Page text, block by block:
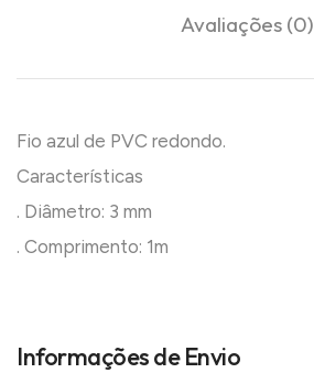
Avaliações (0)
Fio azul de PVC redondo.
Características
. Diâmetro: 3 mm
. Comprimento: 1m
Informações de Envio